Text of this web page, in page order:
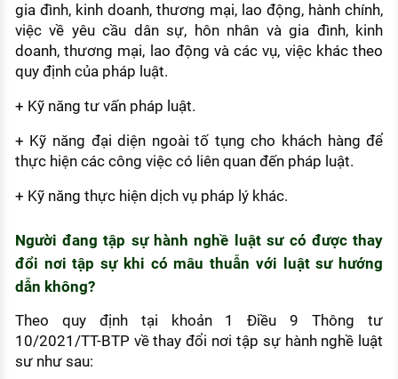
gia đình, kinh doanh, thương mại, lao động, hành chính,
việc về yêu cầu dân sự, hôn nhân và gia đình, kinh
doanh, thương mại, lao động và các vụ, việc khác theo
quy định của pháp luật.
+ Kỹ năng tư vấn pháp luật.
+ Kỹ năng đại diện ngoài tố tụng cho khách hàng để
thực hiện các công việc có liên quan đến pháp luật.
+ Kỹ năng thực hiện dịch vụ pháp lý khác.
Người đang tập sự hành nghề luật sư có được thay
đổi nơi tập sự khi có mâu thuẫn với luật sư hướng
dẫn không?
Theo quy định tại khoản 1 Điều 9 Thông tư
10/2021/TT-BTP về thay đổi nơi tập sự hành nghề luật
sư như sau: